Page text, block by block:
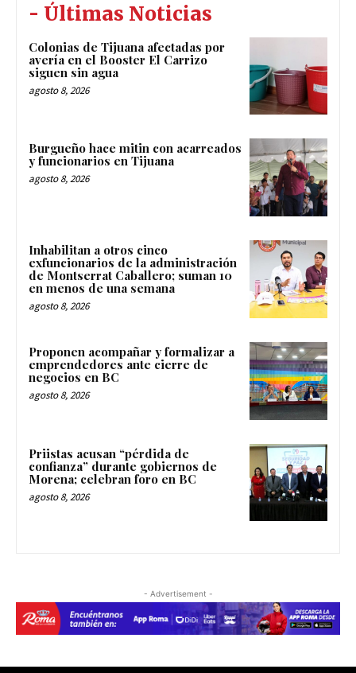
- Últimas Noticias
Colonias de Tijuana afectadas por
avería en el Booster El Carrizo
siguen sin agua
agosto 8, 2026
Burgueño hace mitin con acarreados
y funcionarios en Tijuana
agosto 8, 2026
Inhabilitan a otros cinco
exfuncionarios de la administración
de Montserrat Caballero; suman 10
en menos de una semana
agosto 8, 2026
Proponen acompañar y formalizar a
emprendedores ante cierre de
negocios en BC
agosto 8, 2026
Priistas acusan “pérdida de
confianza” durante gobiernos de
Morena; celebran foro en BC
agosto 8, 2026
- Advertisement -